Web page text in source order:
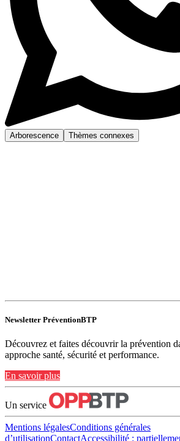
Arborescence Thèmes connexes
Newsletter PréventionBTP
Découvrez et faites découvrir la prévention
approche santé, sécurité et performance.
En savoir plus
Un service
Mentions légalesConditions générales
d’utilisationContactAccessibilité :